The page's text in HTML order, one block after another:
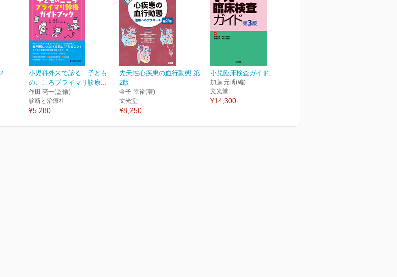
小児科外来で診る 子ども
のこころプライマリ診療...
作田 亮一(監修)
診断と治療社
¥5,280
先天性心疾患の血行動態 第
2版
金子 幸裕(著)
文光堂
¥8,250
小児臨床検査ガイド第3版
加藤 元博(編)
文光堂
¥14,300